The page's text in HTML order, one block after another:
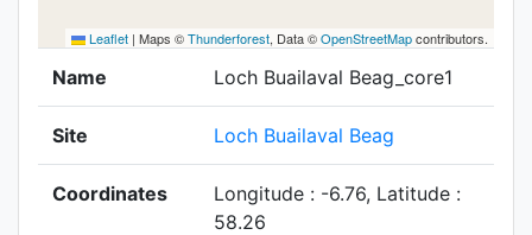
Leaflet | Maps ©Thunderforest, Data ©OpenStreetMapcontributors.
Name Loch Buailaval Beag_core1
Site Loch Buailaval Beag
Coordinates
Longitude : -6.76, Latitude :
58.26